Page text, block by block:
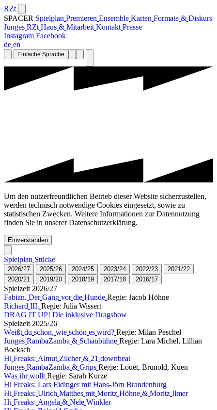
RZt
SPACER Spielplan Premieren Ensemble Karten Formate & Diskurs
Junges RZt Haus & Mitarbeit Kontakt Presse
Instagram Facebook
de en
Einfache Sprache
Um den nutzerfreundlichen Betrieb dieser Website sicherzustellen,
werden technisch notwendige Cookies eingesetzt, sowie zu
statistischen Zwecken. Weitere Informationen zur Datennutzung
finden Sie in unserer Datenschutzerklärung.
Einverstanden
Spielplan Stücke
2026/27 2025/26 2024/25 2023/24 2022/23 2021/22
2020/21 2019/20 2018/19 2017/18 2016/17
Spielzeit 2026/27
Fabian. Der Gang vor die Hunde Regie: Jacob Höhne
Richard III. Regie: Julia Wissert
DRAG IT UP! Die inklusive Dragshow
Spielzeit 2025/26
Weißt du schon, wie schön es wird? Regie: Milan Peschel
Junges RambaZamba & Schaubühne Regie: Lara Michel, Lillian
Bocksch
Hi Freaks: Almut Zilcher & 21 downbeat
Junges RambaZamba & Grips Regie: Louët, Brunold, Kuen
Was ihr wollt Regie: Sarah Kurze
Hi Freaks: Lars Eidinger mit Hans-Jörn Brandenburg
Hi Freaks: Ulrich Matthes mit Moritz Höhne & Moritz Ilmer
Hi Freaks: Angela & Nele Winkler